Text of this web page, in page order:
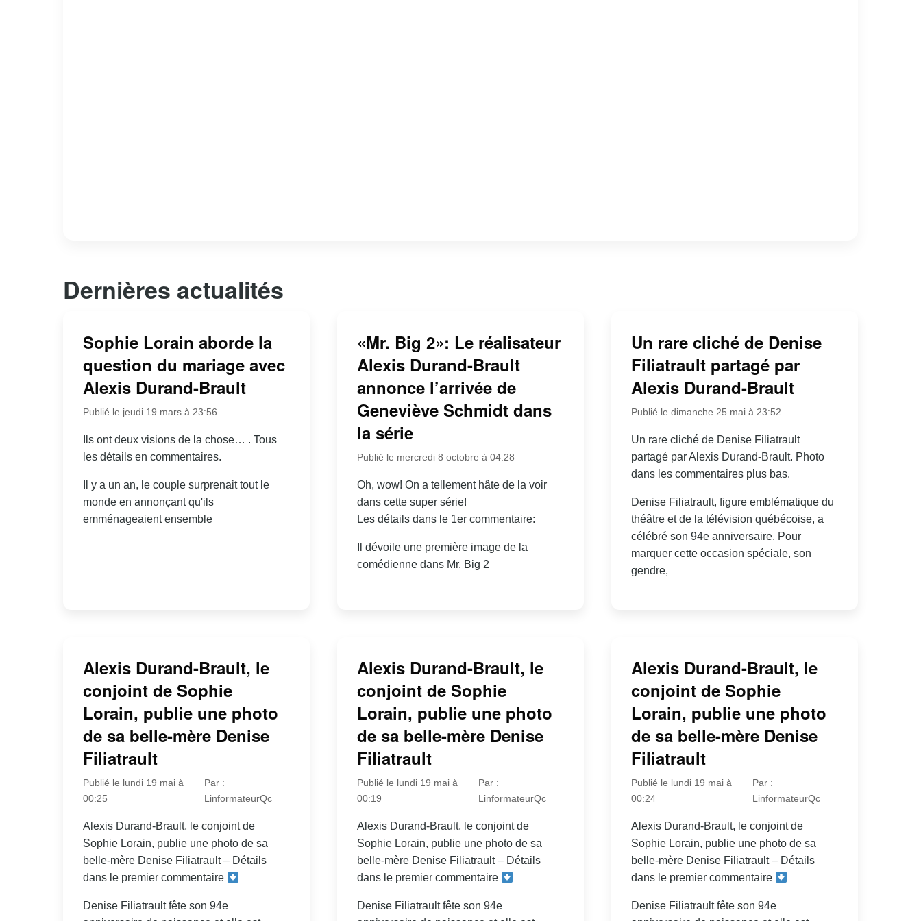
Dernières actualités
Sophie Lorain aborde la
question du mariage avec
Alexis Durand-Brault
Publié le jeudi 19 mars à 23:56
Ils ont deux visions de la chose… . Tous
les détails en commentaires.
Il y a un an, le couple surprenait tout le
monde en annonçant qu'ils
emménageaient ensemble
«Mr. Big 2»: Le réalisateur
Alexis Durand-Brault
annonce l’arrivée de
Geneviève Schmidt dans
la série
Publié le mercredi 8 octobre à 04:28
Oh, wow! On a tellement hâte de la voir
dans cette super série!
Les détails dans le 1er commentaire:
Il dévoile une première image de la
comédienne dans Mr. Big 2
Un rare cliché de Denise
Filiatrault partagé par
Alexis Durand-Brault
Publié le dimanche 25 mai à 23:52
Un rare cliché de Denise Filiatrault
partagé par Alexis Durand-Brault. Photo
dans les commentaires plus bas.
Denise Filiatrault, figure emblématique du
théâtre et de la télévision québécoise, a
célébré son 94e anniversaire. Pour
marquer cette occasion spéciale, son
gendre,
Alexis Durand-Brault, le
conjoint de Sophie
Lorain, publie une photo
de sa belle-mère Denise
Filiatrault
Publié le lundi 19 mai à
00:25
Par :
LinformateurQc
Alexis Durand-Brault, le conjoint de
Sophie Lorain, publie une photo de sa
belle-mère Denise Filiatrault – Détails
dans le premier commentaire
Denise Filiatrault fête son 94e
Alexis Durand-Brault, le
conjoint de Sophie
Lorain, publie une photo
de sa belle-mère Denise
Filiatrault
Publié le lundi 19 mai à
00:19
Par :
LinformateurQc
Alexis Durand-Brault, le conjoint de
Sophie Lorain, publie une photo de sa
belle-mère Denise Filiatrault – Détails
dans le premier commentaire
Denise Filiatrault fête son 94e
Alexis Durand-Brault, le
conjoint de Sophie
Lorain, publie une photo
de sa belle-mère Denise
Filiatrault
Publié le lundi 19 mai à
00:24
Par :
LinformateurQc
Alexis Durand-Brault, le conjoint de
Sophie Lorain, publie une photo de sa
belle-mère Denise Filiatrault – Détails
dans le premier commentaire
Denise Filiatrault fête son 94e